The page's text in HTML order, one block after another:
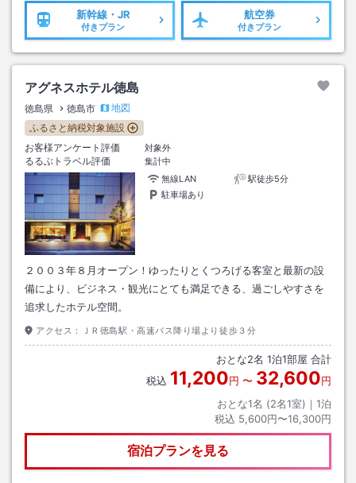
新幹線・JR
付きプラン
航空券
付きプラン
アグネスホテル徳島
徳島県 徳島市
地図
ふるさと納税対象施設
お客様アンケート評価
対象外
るるぶトラベル評価
集計中
無線LAN
駅徒歩5分
駐車場あり
２００３年８月オープン！ゆったりとくつろげる客室と最新の設
備により、ビジネス・観光にとても満足できる、過ごしやすさを
追求したホテル空間。
アクセス： ＪＲ徳島駅・高速バス降り場より徒歩３分
おとな2名 1泊1部屋 合計
税込 11,200円 〜 32,600円
おとな1名 (2名1室)｜ 1泊
税込 5,600円〜16,300円
宿泊プランを見る